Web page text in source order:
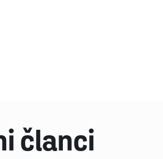
članci